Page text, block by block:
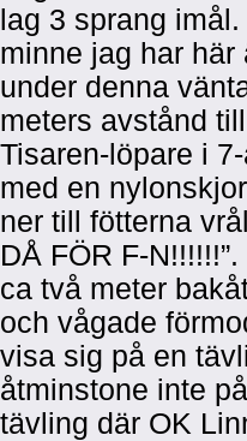
lag 3 sprang
minne jag har här
under denna
meters avstånd
Tisaren-löpare i
med en
ner till fötterna
DÅ FÖR F-
ca två meter
och vågade
visa sig på en
åtminstone inte
tävling där OK